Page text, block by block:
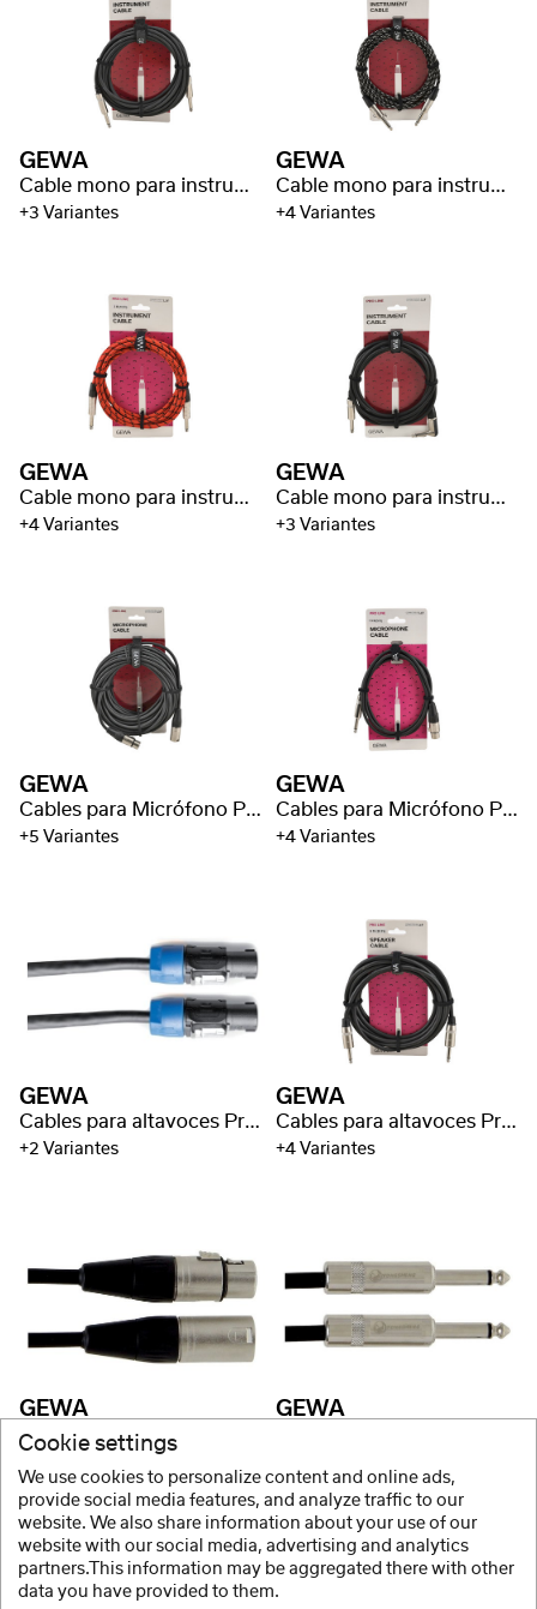
GEWA
Cable mono para instrumentos Pro Line
+3 Variantes
GEWA
Cable mono para instrumentos Pro Line
+4 Variantes
GEWA
Cable mono para instrumentos Pro Line
+4 Variantes
GEWA
Cable mono para instrumentos Pro Line
+3 Variantes
GEWA
Cables para Micrófono Pro Line
+5 Variantes
GEWA
Cables para Micrófono Pro Line
+4 Variantes
GEWA
Cables para altavoces Pro Line
+2 Variantes
GEWA
Cables para altavoces Pro Line
+4 Variantes
GEWA GEWA
1 / 8
Cookie settings
We use cookies to personalize content and online ads,
provide social media features, and analyze traffic to our
website. We also share information about your use of our
website with our social media, advertising and analytics
partners.This information may be aggregated there with other
data you have provided to them.